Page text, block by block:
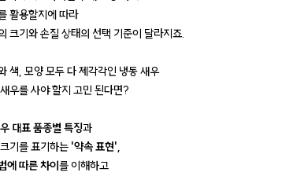
활용할지에 따라
크기와 손질 상태의 선택 기준이 달라지죠.
색, 모양 모두 다 제각각인 냉동 새우
우를 사야 할지 고민 된다면?
대표 품종별 특징과
기를 표기하는 '약속 표현',
에 따른 차이를 이해하고